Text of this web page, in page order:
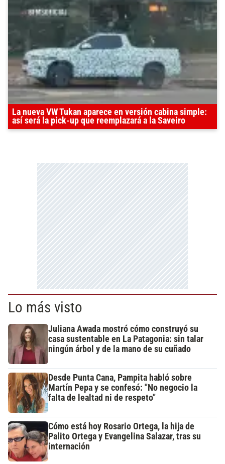
La nueva VW Tukan aparece en versión cabina simple:
así será la pick-up que reemplazará a la Saveiro
Lo más visto
Juliana Awada mostró cómo construyó su
casa sustentable en La Patagonia: sin talar
ningún árbol y de la mano de su cuñado
Desde Punta Cana, Pampita habló sobre
Martín Pepa y se confesó: "No negocio la
falta de lealtad ni de respeto"
Cómo está hoy Rosario Ortega, la hija de
Palito Ortega y Evangelina Salazar, tras su
internación